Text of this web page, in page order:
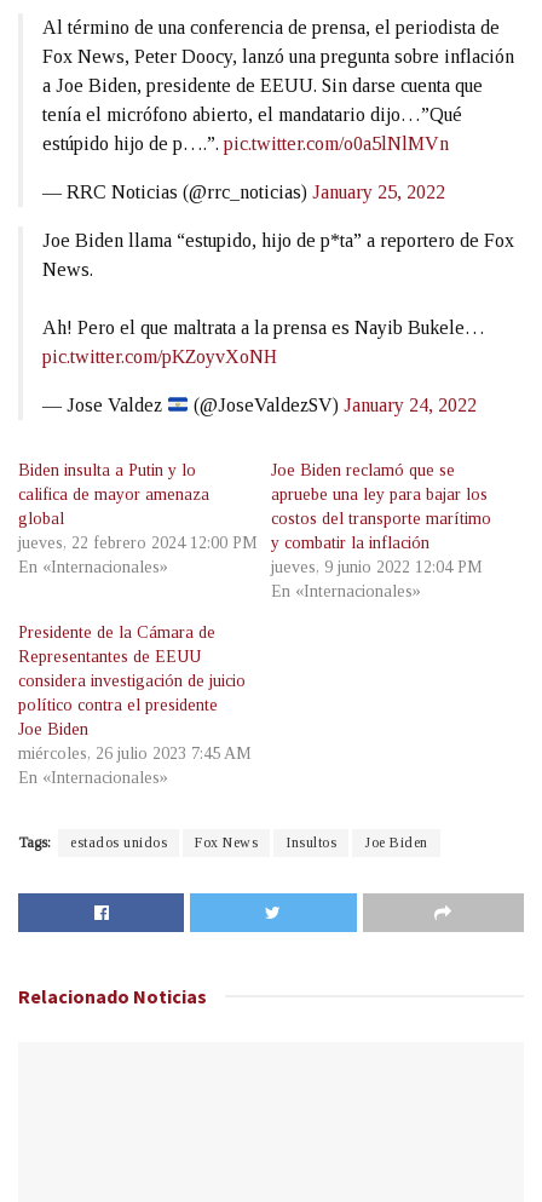
Al término de una conferencia de prensa, el periodista de
Fox News, Peter Doocy, lanzó una pregunta sobre inflación
a Joe Biden, presidente de EEUU. Sin darse cuenta que
tenía el micrófono abierto, el mandatario dijo…”Qué
estúpido hijo de p….”. pic.twitter.com/o0a5lNlMVn
— RRC Noticias (@rrc_noticias) January 25, 2022
Joe Biden llama “estupido, hijo de p*ta” a reportero de Fox
News.
Ah! Pero el que maltrata a la prensa es Nayib Bukele…
pic.twitter.com/pKZoyvXoNH
— Jose Valdez (@JoseValdezSV)January 24, 2022
Biden insulta a Putin y lo
califica de mayor amenaza
global
jueves, 22 febrero 2024 12:00 PM
En «Internacionales»
Joe Biden reclamó que se
apruebe una ley para bajar los
costos del transporte marítimo
y combatir la inflación
jueves, 9 junio 2022 12:04 PM
En «Internacionales»
Presidente de la Cámara de
Representantes de EEUU
considera investigación de juicio
político contra el presidente
Joe Biden
miércoles, 26 julio 2023 7:45 AM
En «Internacionales»
Tags: estados unidos Fox News Insultos Joe Biden
Relacionado Noticias